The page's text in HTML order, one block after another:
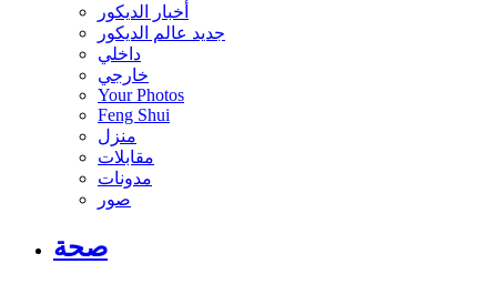
أخبار الديكور
جديد عالم الديكور
داخلي
خارجي
Your Photos
Feng Shui
منزل
مقابلات
مدونات
صور
صحة